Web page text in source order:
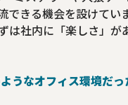
きる機会を設けてい
は社内に「楽しさ」が
うなオフィス環境だっ